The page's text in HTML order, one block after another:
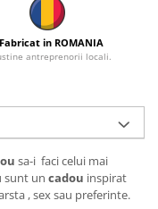
Fabricat in ROMANIA
antreprenorii locali.
sa-i faci celui mai
sunt un cadou inspirat
, sex sau preferinte.